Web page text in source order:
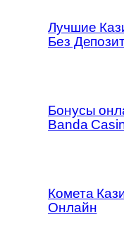
Лучшие
Без
Бонусы
Banda
Комета
Онлайн